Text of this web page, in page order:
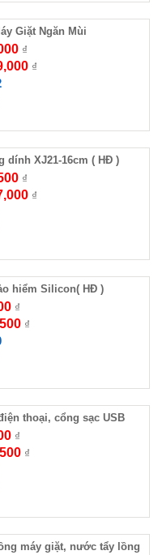
Giặt Ngăn Mùi
₫
₫
dính XJ21-16cm ( HĐ )
₫
₫
hiểm Silicon( HĐ )
₫
₫
thoại, cổng sạc USB
₫
₫
máy giặt, nước tẩy lồng